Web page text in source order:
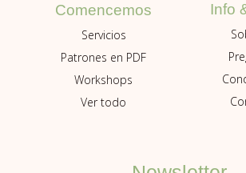
Comencemos
Servicios
Patrones en PDF
Workshops
Ver todo
Info